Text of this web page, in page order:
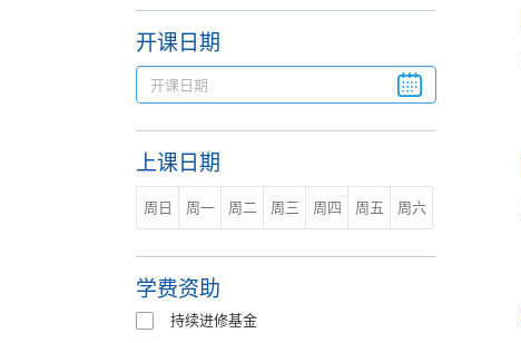
开课日期
上课日期
周日 周一 周二 周三 周四 周五 周六
学费资助
持续进修基金